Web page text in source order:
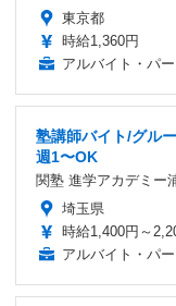
東京都
時給1,360円
アルバイト・パー
塾講師バイト/グル
週1〜OK
関塾 進学アカデミー
埼玉県
時給1,400円～
アルバイト・パー